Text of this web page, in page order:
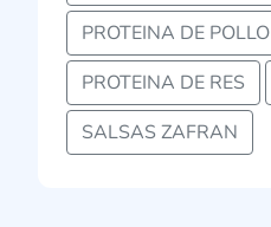
PROTEINA DE POLLO
PROTEINA DE RES
SALSAS ZAFRAN